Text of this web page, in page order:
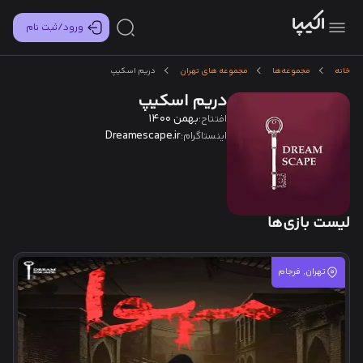
ورود/ثبت نام
خانه مجموعه‌ها مجموعه های تهران دریم اسکیپ
دریم اسکیپ
افتتاح:بهمن 1400
اینستاگرام:Dreamescape.ir
لیست بازی‌ها
تهران, فرجام